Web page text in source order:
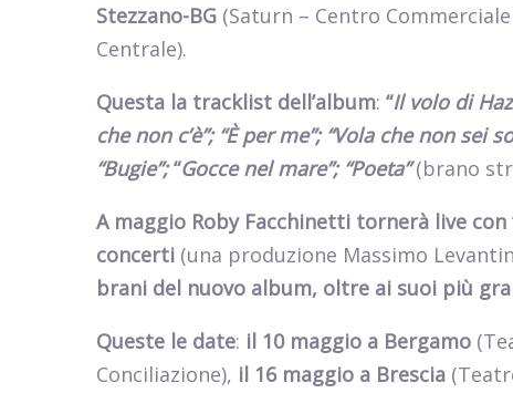
Stezzano-BG (Saturn – Centro
Centrale).
Questa la tracklist dell’album: “Il volo di
che non c’è”; “È per me”; “Vola che non sei
“Bugie”;“Gocce nel mare”; “Poeta”(brano
A maggio Roby Facchinetti tornerà live con
concerti (una produzione Massimo
brani del nuovo album, oltre ai suoi più
Queste le date: il 10 maggio a Bergamo
Conciliazione), il 16 maggio a Brescia